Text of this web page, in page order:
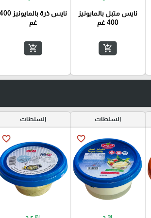
نايس متبل بالمايونيز
400 غم
add_shopping_cart
نايس ذرة بالمايونيز 400
غم
add_shopping_cart
السلطات
favorite_border
₪
السلطات
favorite_border
₪